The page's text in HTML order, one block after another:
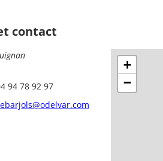
contact
94 78 92 97
+
−